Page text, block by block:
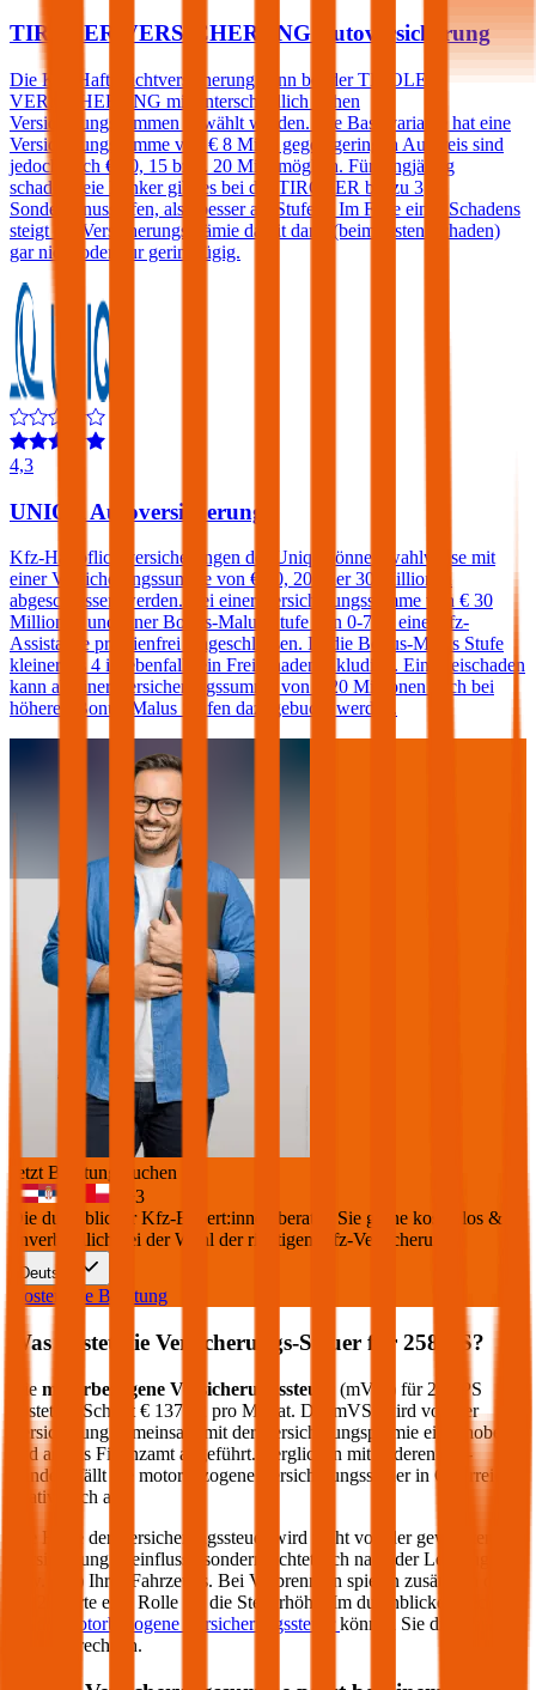
TIROLER VERSICHERUNG Autoversicherung
Die Kfz-Haftpflichtversicherung kann bei der TIROLER
VERSICHERUNG mit unterschiedlich hohen
Versicherungssummen gewählt werden. Die Basisvariante hat eine
Versicherungssumme von € 8 Mio., gegen geringen Aufpreis sind
jedoch auch € 10, 15 bzw. 20 Mio. möglich. Für langjährig
schadenfreie Lenker gibt es bei der TIROLER bis zu 3
Sonderbonusstufen, also besser als Stufe 0. Im Falle eines Schadens
steigt die Versicherungsprämie damit dann (beim ersten Schaden)
gar nicht oder nur geringfügig.
4,3
UNIQA Autoversicherung
Kfz-Haftpflichtversicherungen der Uniqa können wahlweise mit
einer Versicherungssumme von € 10, 20 oder 30 Millionen
abgeschlossen werden. Bei einer Versicherungssumme von € 30
Millionen und einer Bonus-Malus Stufe von 0-7 ist eine Kfz-
Assistance prämienfrei eingeschlossen. Ist die Bonus-Malus Stufe
kleiner als 4 ist ebenfalls ein Freischaden inkludiert. Ein Freischaden
kann ab einer Versicherungssumme von € 20 Millionen auch bei
höheren Bonus-Malus Stufen dazugebucht werden.
Jetzt Beratung buchen
+3
Die durchblicker Kfz-Expert:innen beraten Sie gerne kostenlos &
unverbindlich bei der Wahl der richtigen Kfz-Versicherung.
Deutsch
Kostenlose Beratung
Was kostet die Versicherungs-Steuer für 258 PS?
Die motorbezogene Versicherungssteuer (mVSt) für 258
PS
kostet im Schnitt € 137,52
pro Monat. Die mVSt wird von der
Versicherung gemeinsam mit der Versicherungsprämie eingehoben
und an das Finanzamt abgeführt. Verglichen mit anderen EU-
Ländern fällt die motorbezogene Versicherungssteuer in Österreich
relativ hoch aus.
Die Höhe der Versicherungssteuer wird nicht von der gewählten
Versicherung beeinflusst, sondern richtet sich nach der Leistung (PS
bzw. kW) Ihres Fahrzeugs. Bei Verbrennern spielen zusätzlich die
CO2-Werte eine Rolle für die Steuerhöhe. Im durchblicker Rechner
motorbezogene Versicherungssteuer können Sie die Steuer
genau berechnen.